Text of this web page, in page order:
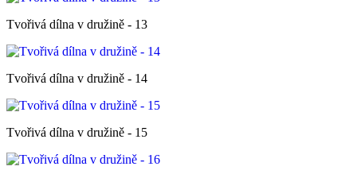
Tvořivá dílna v družině - 13
Tvořivá dílna v družině - 14
Tvořivá dílna v družině - 15